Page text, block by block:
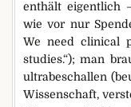
enthält eigentlich
wie vor nur
We need clinical
studies.“); man
ultrabeschallen
Wissenschaft,